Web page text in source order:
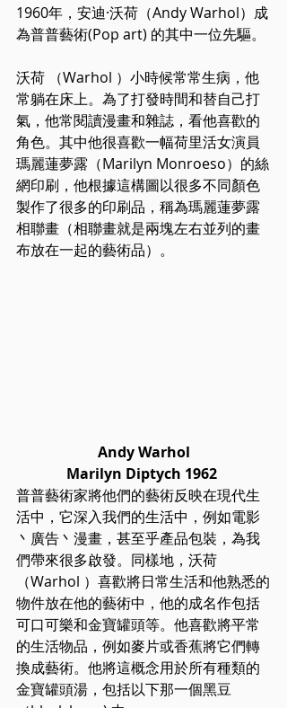
1960年，安迪·沃荷（Andy Warhol）成
為普普藝術(Pop art) 的其中一位先驅。
沃荷 （Warhol ）小時候常常生病，他
常躺在床上。為了打發時間和替自己打
氣，他常閱讀漫畫和雜誌，看他喜歡的
角色。其中他很喜歡一幅荷里活女演員
瑪麗蓮夢露（Marilyn Monroeso）的絲
網印刷，他根據這構圖以很多不同顏色
製作了很多的印刷品，稱為瑪麗蓮夢露
相聯畫（相聯畫就是兩塊左右並列的畫
布放在一起的藝術品）。
Andy Warhol
Marilyn Diptych 1962
普普藝術家將他們的藝術反映在現代生
活中，它深入我們的生活中，例如電影
丶廣告丶漫畫，甚至乎產品包裝，為我
們帶來很多啟發。同樣地，沃荷
（Warhol ）喜歡將日常生活和他熟悉的
物件放在他的藝術中，他的成名作包括
可口可樂和金寶罐頭等。他喜歡將平常
的生活物品，例如麥片或香蕉將它們轉
換成藝術。他將這概念用於所有種類的
金寶罐頭湯，包括以下那一個黑豆